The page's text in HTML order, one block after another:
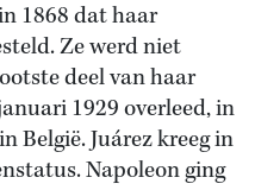
1868 dat haar
Ze werd niet
deel van haar
1929 overleed, in
België. Juárez kreeg in
Napoleon ging